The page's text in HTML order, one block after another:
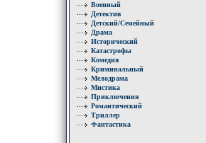
Военный
Детектив
Детский/Семейный
Драма
Исторический
Катастрофы
Комедия
Криминальный
Мелодрама
Мистика
Приключения
Романтический
Триллер
Фантастика